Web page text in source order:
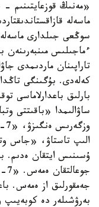
«مەنىڭ قوزعايتىنىم -
ماسەلە
سوڭعى جىلدارى
ءماجىلىس
تاراپىنان ماردىمدى
كەلەدى. بۇگىنگى
بارلىق باعدارلاماسى
ساۋالىمدا «باقىتتى
الىپ تاستاۋ، «جاس
ۇسىنىس ايتقان ەدىم.
جەمقورلىق از ەمەس.
بەرۋشىلەر دە